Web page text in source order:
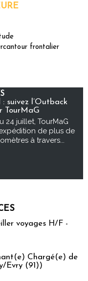
frontalier
suivez l’Outback
TourMaG
24 juillet, TourMaG
de plus de
à travers...
voyages H/F -
Chargé(e) de
Evry (91))